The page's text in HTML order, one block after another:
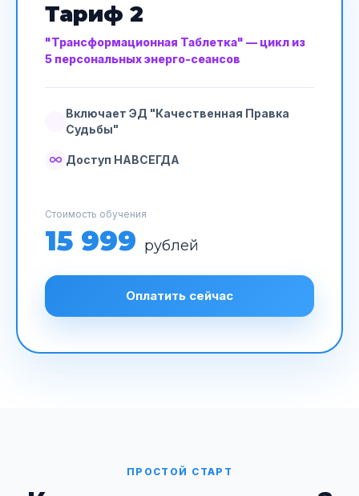
Тариф 2
"Трансформационная Таблетка" — цикл из
5 персональных энерго-сеансов
Включает ЭД "Качественная Правка
Судьбы"
Доступ НАВСЕГДА
Стоимость обучения
15 999 рублей
Оплатить сейчас
ПРОСТОЙ СТАРТ